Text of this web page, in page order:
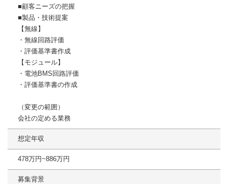
■顧客ニーズの把握
■製品・技術提案
【無線】
・無線回路評価
・評価基準書作成
【モジュール】
・電池BMS回路評価
・評価基準書の作成
（変更の範囲）
会社の定める業務
想定年収
478万円~886万円
募集背景